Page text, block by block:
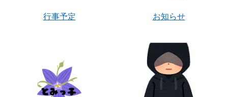
行事予定 お知らせ